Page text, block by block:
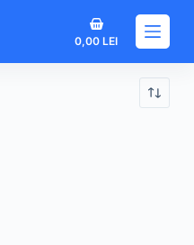
Coș
de
cumpărături
0,00LEI